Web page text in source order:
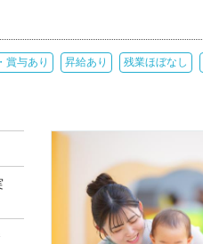
賞与あり 昇給あり 残業ほぼなし